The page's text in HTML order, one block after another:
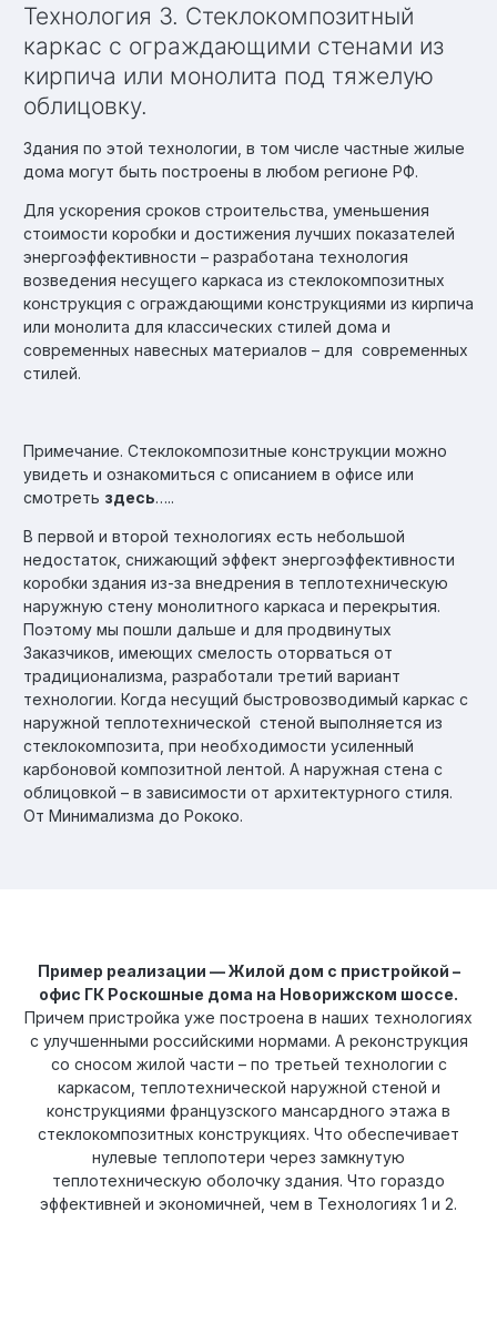
Технология 3. Стеклокомпозитный
каркас с ограждающими стенами из
кирпича или монолита под тяжелую
облицовку.
Здания по этой технологии, в том числе частные жилые
дома могут быть построены в любом регионе РФ.
Для ускорения сроков строительства, уменьшения
стоимости коробки и достижения лучших показателей
энергоэффективности – разработана технология
возведения несущего каркаса из стеклокомпозитных
конструкция с ограждающими конструкциями из кирпича
или монолита для классических стилей дома и
современных навесных материалов – для современных
стилей.
Примечание. Стеклокомпозитные конструкции можно
увидеть и ознакомиться с описанием в офисе или
смотреть здесь…..
В первой и второй технологиях есть небольшой
недостаток, снижающий эффект энергоэффективности
коробки здания из-за внедрения в теплотехническую
наружную стену монолитного каркаса и перекрытия.
Поэтому мы пошли дальше и для продвинутых
Заказчиков, имеющих смелость оторваться от
традиционализма, разработали третий вариант
технологии. Когда несущий быстровозводимый каркас с
наружной теплотехнической стеной выполняется из
стеклокомпозита, при необходимости усиленный
карбоновой композитной лентой. А наружная стена с
облицовкой – в зависимости от архитектурного стиля.
От Минимализма до Рококо.
Пример реализации — Жилой дом с пристройкой –
офис ГК Роскошные дома на Новорижском шоссе.
Причем пристройка уже построена в наших технологиях
с улучшенными российскими нормами. А реконструкция
со сносом жилой части – по третьей технологии с
каркасом, теплотехнической наружной стеной и
конструкциями французского мансардного этажа в
стеклокомпозитных конструкциях. Что обеспечивает
нулевые теплопотери через замкнутую
теплотехническую оболочку здания. Что гораздо
эффективней и экономичней, чем в Технологиях 1 и 2.